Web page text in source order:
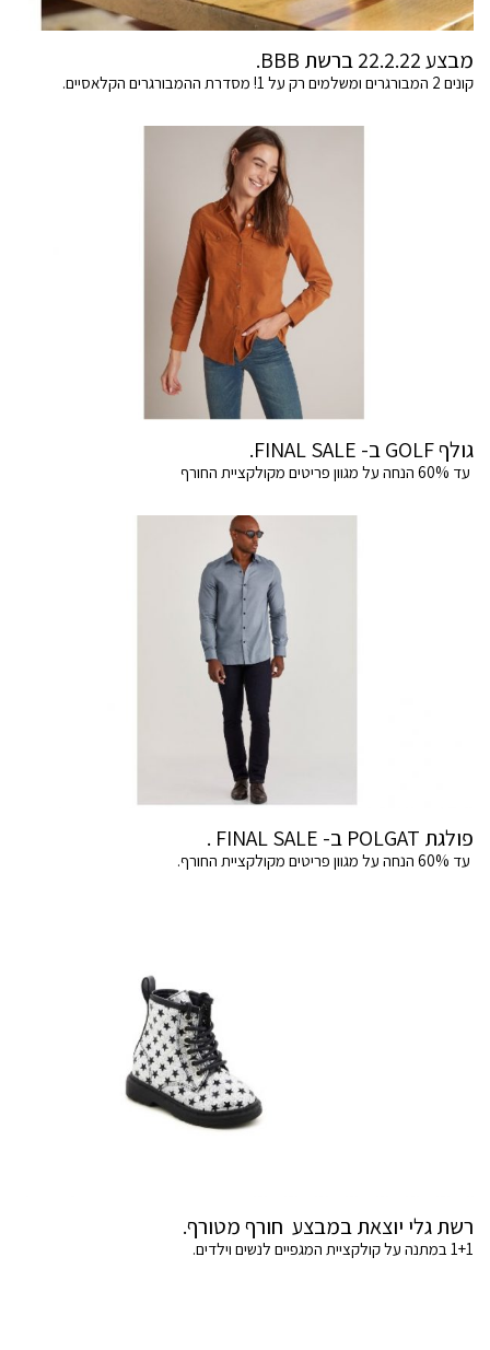
מבצע 22.2.22 ברשת BBB.
קונים 2 המבורגרים ומשלמים רק על 1! מסדרת ההמבורגרים הקלאסיים.
גולף GOLF ב- FINAL SALE.
עד 60% הנחה על מגוון פריטים מקולקציית החורף
פולגת POLGAT ב- FINAL SALE .
עד 60% הנחה על מגוון פריטים מקולקציית החורף.
רשת גלי יוצאת במבצע חורף מטורף.
1+1 במתנה על קולקציית המגפיים לנשים וילדים.